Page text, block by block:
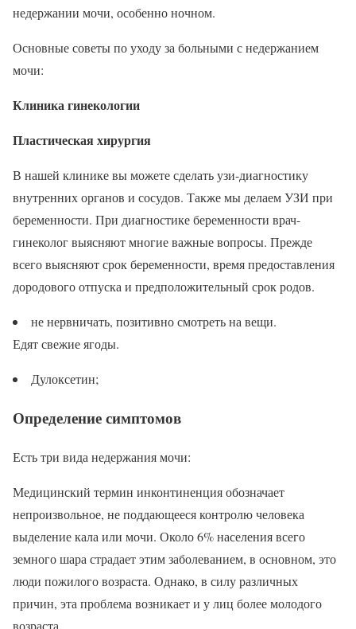
недержании мочи, особенно ночном.
Основные советы по уходу за больными с недержанием
мочи:
Клиника гинекологии
Пластическая хирургия
В нашей клинике вы можете сделать узи-диагностику
внутренних органов и сосудов. Также мы делаем УЗИ при
беременности. При диагностике беременности врач-
гинеколог выясняют многие важные вопросы. Прежде
всего выясняют срок беременности, время предоставления
дородового отпуска и предположительный срок родов.
не нервничать, позитивно смотреть на вещи.
Едят свежие ягоды.
Дулоксетин;
Определение симптомов
Есть три вида недержания мочи:
Медицинский термин инконтиненция обозначает
непроизвольное, не поддающееся контролю человека
выделение кала или мочи. Около 6% населения всего
земного шара страдает этим заболеванием, в основном, это
люди пожилого возраста. Однако, в силу различных
причин, эта проблема возникает и у лиц более молодого
возраста.